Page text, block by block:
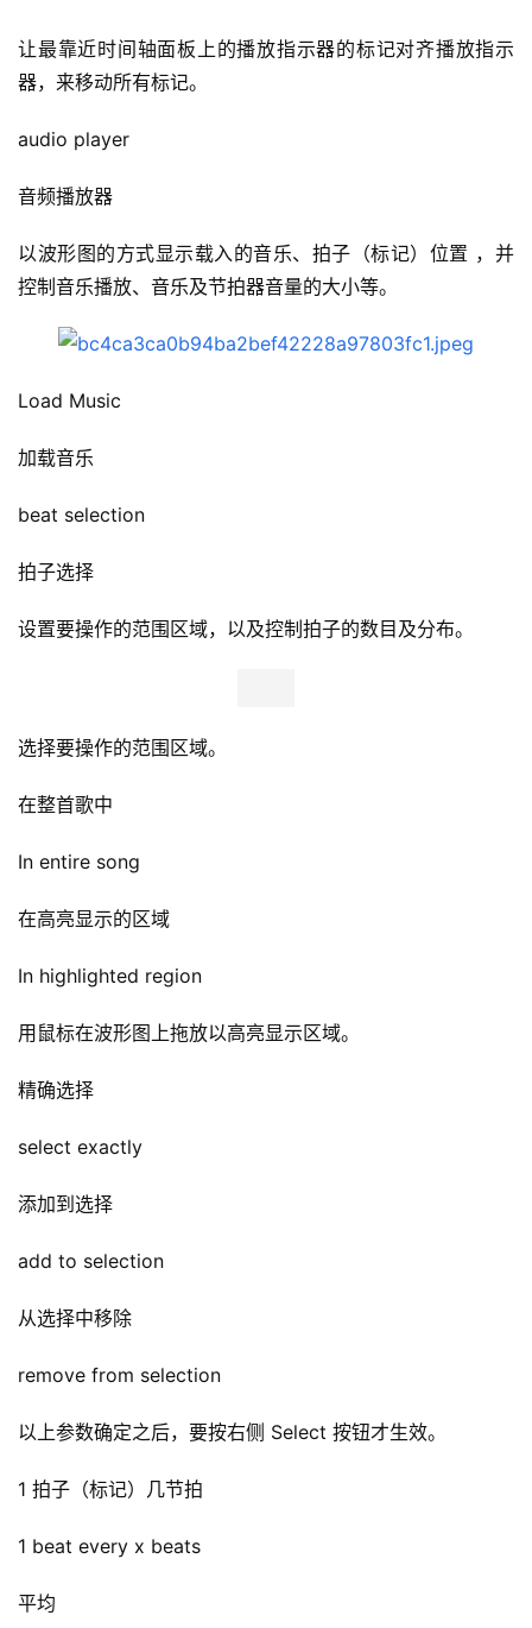
让最靠近时间轴面板上的播放指示器的标记对齐播放指示
器，来移动所有标记。
audio player
音频播放器
以波形图的方式显示载入的音乐、拍子（标记）位置 ，并
控制音乐播放、音乐及节拍器音量的大小等。
Load Music
加载音乐
beat selection
拍子选择
设置要操作的范围区域，以及控制拍子的数目及分布。
选择要操作的范围区域。
在整首歌中
In entire song
在高亮显示的区域
In highlighted region
用鼠标在波形图上拖放以高亮显示区域。
精确选择
select exactly
添加到选择
add to selection
从选择中移除
remove from selection
以上参数确定之后，要按右侧 Select 按钮才生效。
1 拍子（标记）几节拍
1 beat every x beats
平均